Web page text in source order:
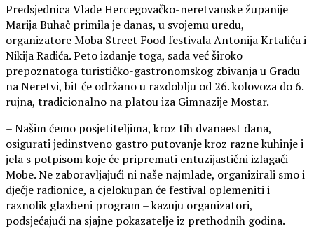
Predsjednica Vlade Hercegovačko-neretvanske županije
Marija Buhač primila je danas, u svojemu uredu,
organizatore Moba Street Food festivala Antonija Krtalića i
Nikija Radića. Peto izdanje toga, sada već široko
prepoznatoga turističko-gastronomskog zbivanja u Gradu
na Neretvi, bit će održano u razdoblju od 26. kolovoza do 6.
rujna, tradicionalno na platou iza Gimnazije Mostar.
– Našim ćemo posjetiteljima, kroz tih dvanaest dana,
osigurati jedinstveno gastro putovanje kroz razne kuhinje i
jela s potpisom koje će pripremati entuzijastični izlagači
Mobe. Ne zaboravljajući ni naše najmlađe, organizirali smo i
dječje radionice, a cjelokupan će festival oplemeniti i
raznolik glazbeni program – kazuju organizatori,
podsjećajući na sjajne pokazatelje iz prethodnih godina.